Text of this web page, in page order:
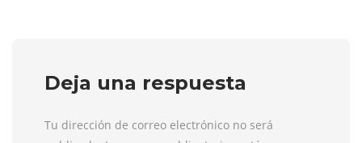
Deja una respuesta
Tu dirección de correo electrónico no será